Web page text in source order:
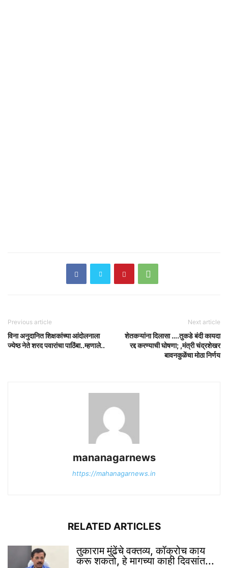
Previous article
विना अनुदानित शिक्षकांच्या आंदोलनाला
ज्येष्ठ नेते शरद पवारांचा पाठिंबा..म्हणाले..
Next article
शेतकऱ्यांना दिलासा ….तुकडे बंदी कायदा
रद्द करण्याची घोषणा; ,मंत्री चंद्रशेखर
बावनकुळेंचा मोठा निर्णय
mananagarnews
https://mahanagarnews.in
RELATED ARTICLES
तुकाराम मुंढेंचे वक्तव्य, कॉक्रोच काय
करू शकतो, हे मागच्या काही दिवसांत...